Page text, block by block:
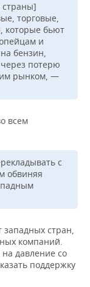
торговые,
которые бьют
и
бензин,
потерю
рынком, —
всем
с
обвиняя
западных стран,
компаний.
давление со
поддержку